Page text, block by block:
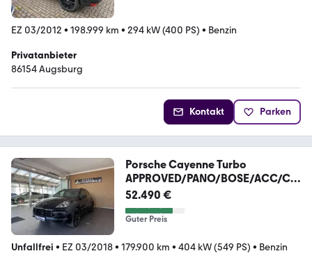
EZ 03/2012 • 198.999 km • 294 kW (400 PS) • Benzin
Privatanbieter
86154 Augsburg
Kontakt Parken
Porsche Cayenne Turbo
APPROVED/PANO/BOSE/ACC/CR
ONO/PDLS+
52.490 €
Guter Preis
Unfallfrei • EZ 03/2018• 179.900 km • 404 kW (549 PS) • Benzin